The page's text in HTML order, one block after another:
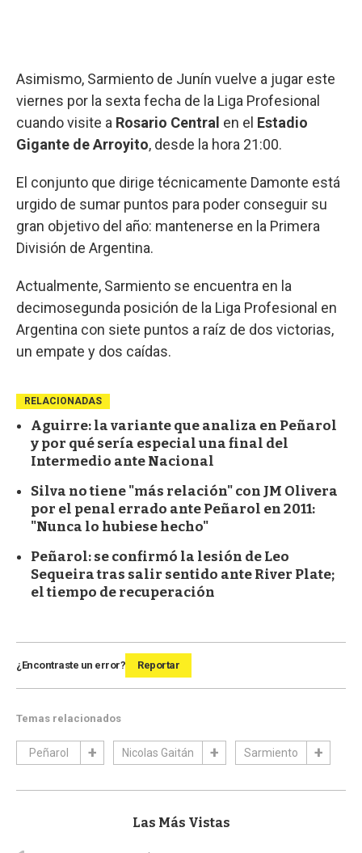
Asimismo, Sarmiento de Junín vuelve a jugar este
viernes por la sexta fecha de la Liga Profesional
cuando visite a Rosario Central en el Estadio
Gigante de Arroyito, desde la hora 21:00.
El conjunto que dirige técnicamente Damonte está
urgido de sumar puntos para poder conseguir su
gran objetivo del año: mantenerse en la Primera
División de Argentina.
Actualmente, Sarmiento se encuentra en la
decimosegunda posición de la Liga Profesional en
Argentina con siete puntos a raíz de dos victorias,
un empate y dos caídas.
RELACIONADAS
Aguirre: la variante que analiza en Peñarol
y por qué sería especial una final del
Intermedio ante Nacional
Silva no tiene "más relación" con JM Olivera
por el penal errado ante Peñarol en 2011:
"Nunca lo hubiese hecho"
Peñarol: se confirmó la lesión de Leo
Sequeira tras salir sentido ante River Plate;
el tiempo de recuperación
¿Encontraste un error? Reportar
Temas relacionados
Peñarol Nicolas Gaitán Sarmiento
Las Más Vistas